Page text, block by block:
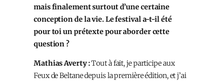
mais finalement surtout d’une certaine
conception de la vie. Le festival a-t-il été
pour toi un prétexte pour aborder cette
question ?
Mathias Averty :Tout à fait, je participe aux
Feux de Beltane depuis la première édition, et j’ai